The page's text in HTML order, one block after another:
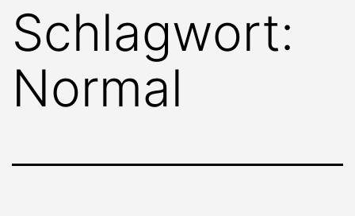
Schlagwort:
Normal